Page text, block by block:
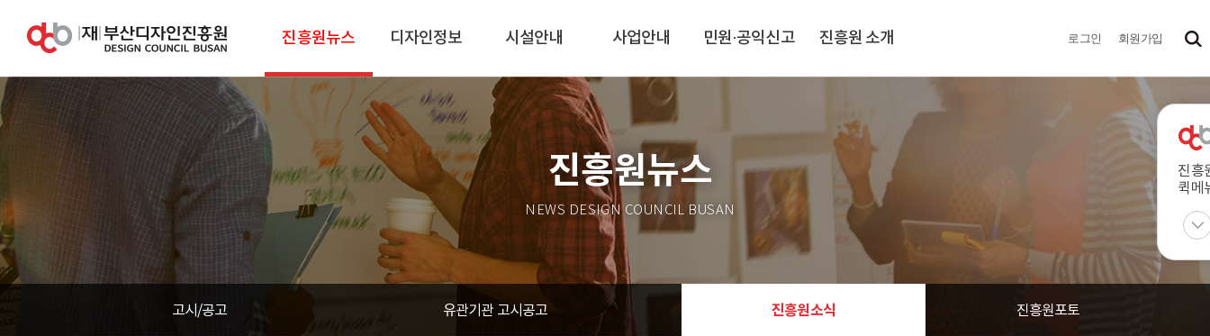
진흥원뉴스 디자인정보 시설안내 사업안내 민원·공익신고 진흥원 소개 로그인 회원가입
진흥
퀵메
진흥원뉴스
NEWS DESIGN COUNCIL BUSAN
고시/공고 유관기관 고시공고 진흥원소식 진흥원포토